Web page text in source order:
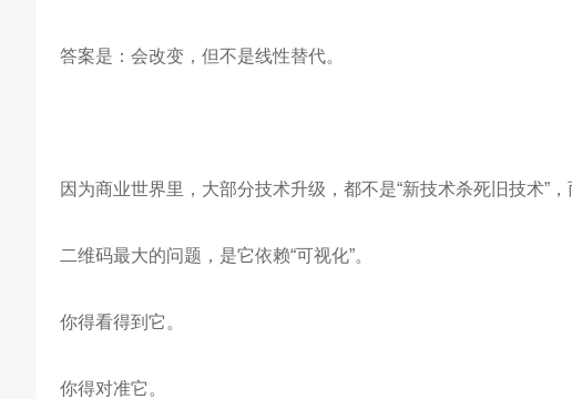
答案是：会改变，但不是线性替代。
因为商业世界里，大部分技术升级，都不是“新技术杀死旧技术”
二维码最大的问题，是它依赖“可视化”。
你得看得到它。
你得对准它。